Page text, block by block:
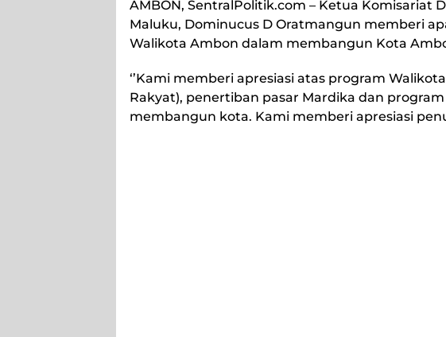
AMBON, SentralPolitik.com – Ketua Komisariat
Maluku, Dominucus D Oratmangun memberi
Walikota Ambon dalam membangun Kota
‘’Kami memberi apresiasi atas program
Rakyat), penertiban pasar Mardika dan
membangun kota. Kami memberi apresiasi